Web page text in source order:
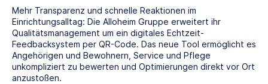
Mehr Transparenz und schnelle Reaktionen im
Einrichtungsalltag: Die Alloheim Gruppe erweitert ihr
Qualitätsmanagement um ein digitales Echtzeit-
Feedbacksystem per QR-Code. Das neue Tool ermöglicht es
Angehörigen und Bewohnern, Service und Pflege
unkompliziert zu bewerten und Optimierungen direkt vor Ort
anzustoßen.